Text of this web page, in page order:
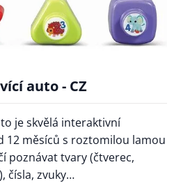
auto - CZ
je skvělá interaktivní
12 měsíců s roztomilou lamou
poznávat tvary (čtverec,
čísla, zvuky…